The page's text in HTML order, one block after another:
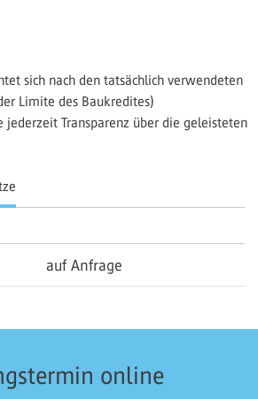
sich nach den tatsächlich verwendeten
Limite des Baukredites)
jederzeit Transparenz über die geleisteten
auf Anfrage
online